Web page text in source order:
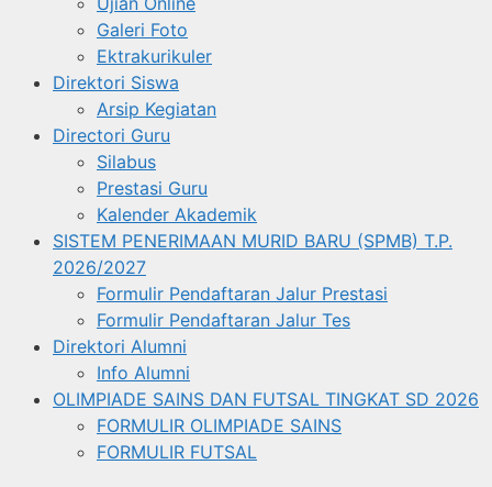
Galeri Foto
Ektrakurikuler
Direktori Siswa
Arsip Kegiatan
Directori Guru
Silabus
Prestasi Guru
Kalender Akademik
SISTEM PENERIMAAN MURID BARU (SPMB) T.P.
2026/2027
Formulir Pendaftaran Jalur Prestasi
Formulir Pendaftaran Jalur Tes
Direktori Alumni
Info Alumni
OLIMPIADE SAINS DAN FUTSAL TINGKAT SD 2026
FORMULIR OLIMPIADE SAINS
FORMULIR FUTSAL